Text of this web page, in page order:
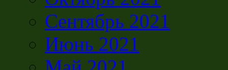
Сентябрь 2021
Июнь 2021